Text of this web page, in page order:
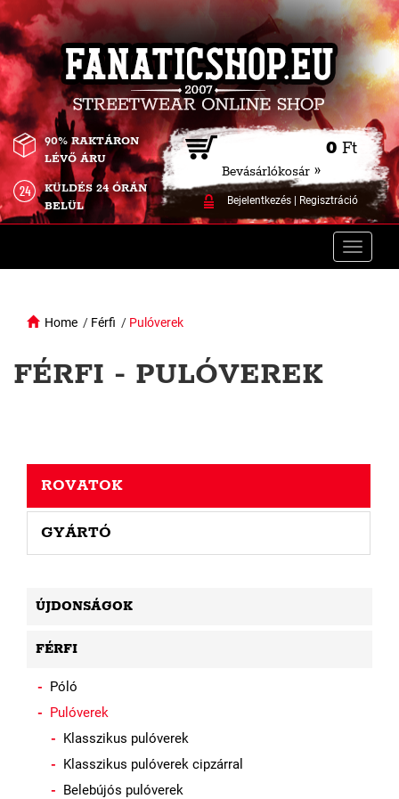
0 Ft
Bevásárlókosár »
Bejelentkezés| Regisztráció
90% RAKTÁRON
LÉVŐ ÁRU
KÜLDÉS 24 ÓRÁN
BELÜL
Toggle
Home / Férfi / Pulóverek
FÉRFI - PULÓVEREK
ROVATOK
GYÁRTÓ
ÚJDONSÁGOK
FÉRFI
Póló
Pulóverek
Klasszikus pulóverek
Klasszikus pulóverek cipzárral
Belebújós pulóverek